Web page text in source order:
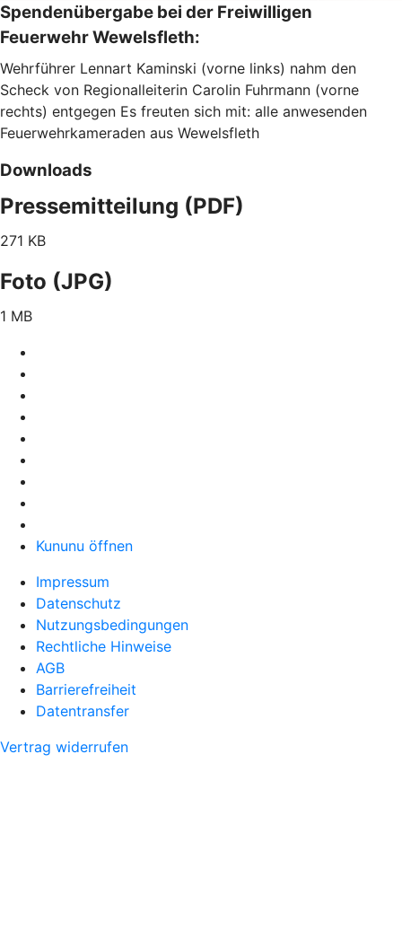
Spendenübergabe bei der Freiwilligen
Feuerwehr Wewelsfleth:
Wehrführer Lennart Kaminski (vorne links) nahm den
Scheck von Regionalleiterin Carolin Fuhrmann (vorne
rechts) entgegen Es freuten sich mit: alle anwesenden
Feuerwehrkameraden aus Wewelsfleth
Downloads
Pressemitteilung (PDF)
271 KB
Foto (JPG)
1 MB
Kununu öffnen
Impressum
Datenschutz
Nutzungsbedingungen
Rechtliche Hinweise
AGB
Barrierefreiheit
Datentransfer
Vertrag widerrufen